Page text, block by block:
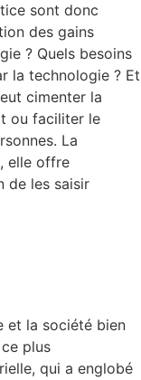
sont donc
des gains
? Quels besoins
la technologie ? Et
cimenter la
ou faciliter le
La
elle offre
de les saisir
et la société bien
plus
qui a englobé